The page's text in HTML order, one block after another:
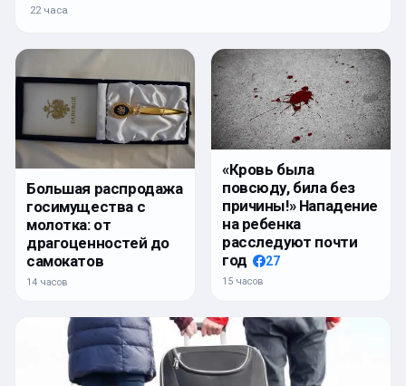
22 часа
Большая распродажа
госимущества с
молотка: от
драгоценностей до
самокатов
14 часов
«Кровь была
повсюду, била без
причины!» Нападение
на ребенка
расследуют почти
год
27
15 часов